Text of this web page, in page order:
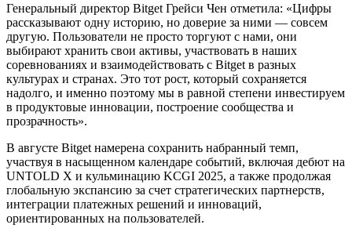
Генеральный директор Bitget Грейси Чен отметила: «Цифры
рассказывают одну историю, но доверие за ними — совсем
другую. Пользователи не просто торгуют с нами, они
выбирают хранить свои активы, участвовать в наших
соревнованиях и взаимодействовать с Bitget в разных
культурах и странах. Это тот рост, который сохраняется
надолго, и именно поэтому мы в равной степени инвестируем
в продуктовые инновации, построение сообщества и
прозрачность».
В августе Bitget намерена сохранить набранный темп,
участвуя в насыщенном календаре событий, включая дебют на
UNTOLD X и кульминацию KCGI 2025, а также продолжая
глобальную экспансию за счет стратегических партнерств,
интеграции платежных решений и инноваций,
ориентированных на пользователей.